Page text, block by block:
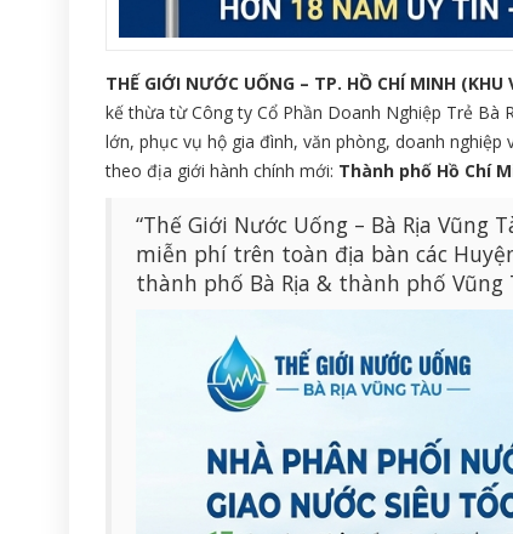
THẾ GIỚI NƯỚC UỐNG – TP. HỒ CHÍ MINH (KHU
kế thừa từ Công ty Cổ Phần Doanh Nghiệp Trẻ Bà
lớn, phục vụ hộ gia đình, văn phòng, doanh
theo địa giới hành chính mới: Thành phố Hồ Chí
“Thế Giới Nước Uống – Bà Rịa
miễn phí trên toàn địa bàn các
thành phố Bà Rịa & thành phố Vũng